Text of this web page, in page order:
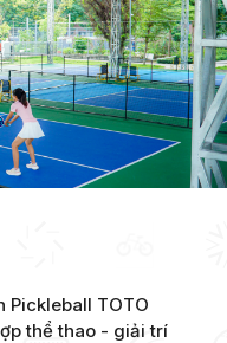
Pickleball TOTO
thể thao - giải trí